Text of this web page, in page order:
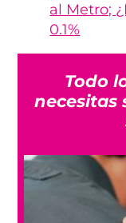
al Metro;
0.1%
Todo
necesitas